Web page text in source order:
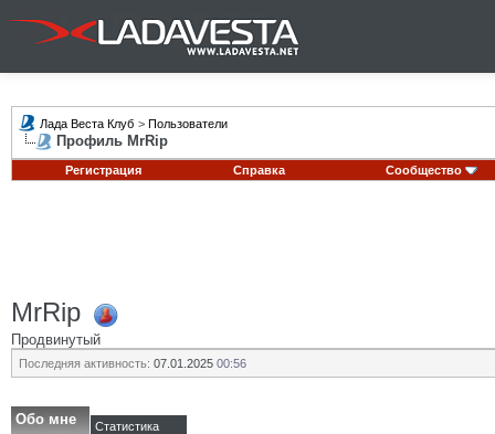
Лада Веста Клуб > Пользователи
Профиль MrRip
Регистрация Справка Сообщество
MrRip
Продвинутый
Последняя активность: 07.01.2025 00:56
Обо мне Статистика